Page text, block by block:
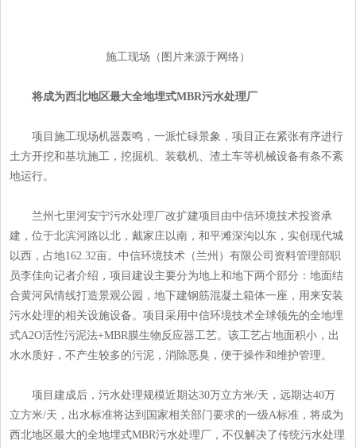
施工现场（图片来源于网络）
将成为西北地区最大全地埋式MBR污水处理厂
项目施工现场机器轰鸣，一派忙碌景象，项目正在紧张有序进行
土方开挖和基坑施工，挖掘机、装载机、渣土车等机械设备有条不紊
地运行。
兰州七里河安宁污水处理厂改扩建项目由中信环境技术投资承
建，位于北滨河路以北，戴家庄以南，和平滩深沟以东，实创现代城
以西，占地162.32亩。中信环境技术（兰州）有限公司资料管理部职
员李佳向记者介绍，项目建设主要分为地上和地下两个部分：地面结
合黄河风情线打造景观公园，地下建钢筋混凝土箱体一座，用来安装
污水处理的相关设施设备。项目采用中信环境技术全球领先的全地埋
式A2O活性污泥法+MBR膜生物反应器工艺。该工艺占地面积小，出
水水质好，不产生较多的污泥，消除恶臭，便于操作和维护管理。
项目建成后，污水处理规模近期达30万立方米/天，远期达40万
立方米/天，出水标准将达到国家相关部门要求的一级A标准，将成为
西北地区最大的全地埋式MBR污水处理厂，不仅解决了传统污水处理